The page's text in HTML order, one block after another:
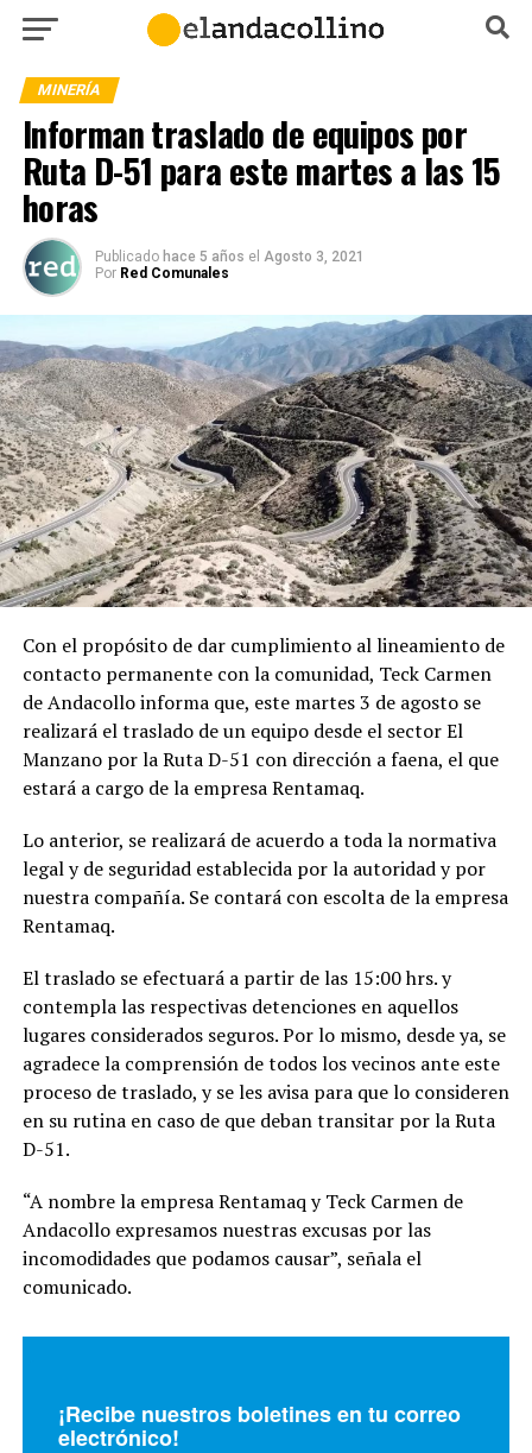
MINERÍA
Informan traslado de equipos por
Ruta D-51 para este martes a las 15
horas
Publicado hace 5 años el Agosto 3, 2021
Por Red Comunales
Con el propósito de dar cumplimiento al lineamiento de
contacto permanente con la comunidad, Teck Carmen
de Andacollo informa que, este martes 3 de agosto se
realizará el traslado de un equipo desde el sector El
Manzano por la Ruta D-51 con dirección a faena, el que
estará a cargo de la empresa Rentamaq.
Lo anterior, se realizará de acuerdo a toda la normativa
legal y de seguridad establecida por la autoridad y por
nuestra compañía. Se contará con escolta de la empresa
Rentamaq.
El traslado se efectuará a partir de las 15:00 hrs. y
contempla las respectivas detenciones en aquellos
lugares considerados seguros. Por lo mismo, desde ya, se
agradece la comprensión de todos los vecinos ante este
proceso de traslado, y se les avisa para que lo consideren
en su rutina en caso de que deban transitar por la Ruta
D-51.
“A nombre la empresa Rentamaq y Teck Carmen de
Andacollo expresamos nuestras excusas por las
incomodidades que podamos causar”, señala el
comunicado.